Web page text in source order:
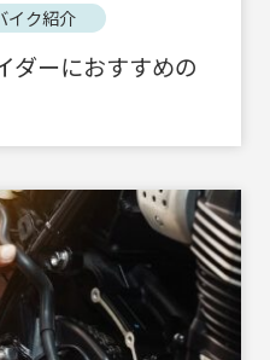
イク紹介
ダーにおすすめの